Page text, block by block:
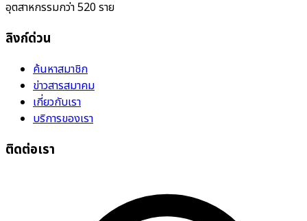
อุตสาหกรรมกว่า 520 ราย
ลิงก์ด่วน
ค้นหาสมาชิก
ข่าวสารสมาคม
เกี่ยวกับเรา
บริการของเรา
ติดต่อเรา